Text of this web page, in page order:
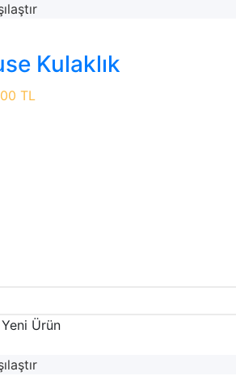
Kulaklık
TL
Yeni Ürün